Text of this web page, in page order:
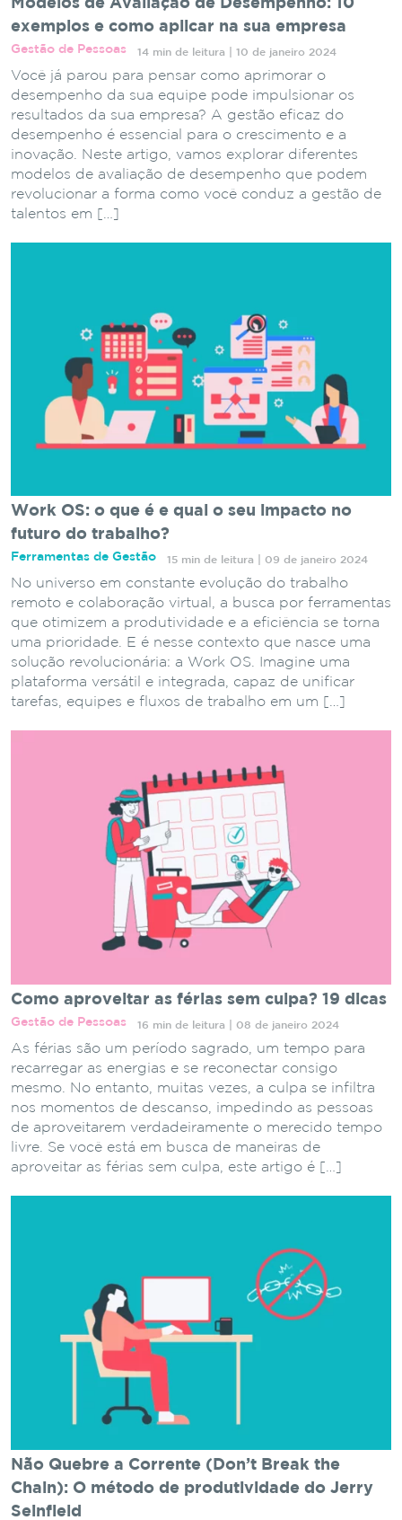
Modelos de Avaliação de Desempenho: 10
exemplos e como aplicar na sua empresa
Gestão de Pessoas 14 min de leitura | 10 de janeiro 2024
Você já parou para pensar como aprimorar o
desempenho da sua equipe pode impulsionar os
resultados da sua empresa? A gestão eficaz do
desempenho é essencial para o crescimento e a
inovação. Neste artigo, vamos explorar diferentes
modelos de avaliação de desempenho que podem
revolucionar a forma como você conduz a gestão de
talentos em […]
Work OS: o que é e qual o seu impacto no
futuro do trabalho?
Ferramentas de Gestão 15 min de leitura | 09 de janeiro 2024
No universo em constante evolução do trabalho
remoto e colaboração virtual, a busca por ferramentas
que otimizem a produtividade e a eficiência se torna
uma prioridade. E é nesse contexto que nasce uma
solução revolucionária: a Work OS. Imagine uma
plataforma versátil e integrada, capaz de unificar
tarefas, equipes e fluxos de trabalho em um […]
Como aproveitar as férias sem culpa? 19 dicas
Gestão de Pessoas 16 min de leitura | 08 de janeiro 2024
As férias são um período sagrado, um tempo para
recarregar as energias e se reconectar consigo
mesmo. No entanto, muitas vezes, a culpa se infiltra
nos momentos de descanso, impedindo as pessoas
de aproveitarem verdadeiramente o merecido tempo
livre. Se você está em busca de maneiras de
aproveitar as férias sem culpa, este artigo é […]
Não Quebre a Corrente (Don’t Break the
Chain): O método de produtividade do Jerry
Seinfield